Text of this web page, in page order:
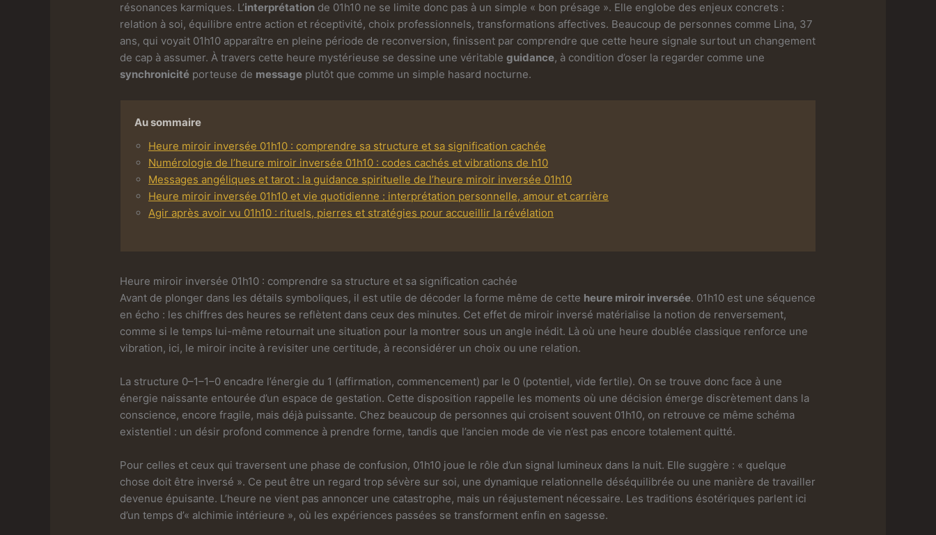
résonances karmiques. L’interprétation de 01h10 ne se limite donc pas à un simple « bon présage ». Elle englobe des enjeux concrets :
relation à soi, équilibre entre action et réceptivité, choix professionnels, transformations affectives. Beaucoup de personnes comme Lina, 37
ans, qui voyait 01h10 apparaître en pleine période de reconversion, finissent par comprendre que cette heure signale surtout un changement
de cap à assumer. À travers cette heure mystérieuse se dessine une véritableguidance, à condition d’oser la regarder comme une
synchronicité porteuse de message plutôt que comme un simple hasard nocturne.
Au sommaire
Heure miroir inversée 01h10 : comprendre sa structure et sa signification cachée
Numérologie de l’heure miroir inversée 01h10 : codes cachés et vibrations de h10
Messages angéliques et tarot : la guidance spirituelle de l’heure miroir inversée 01h10
Heure miroir inversée 01h10 et vie quotidienne : interprétation personnelle, amour et carrière
Agir après avoir vu 01h10 : rituels, pierres et stratégies pour accueillir la révélation
Heure miroir inversée 01h10 : comprendre sa structure et sa signification cachée
Avant de plonger dans les détails symboliques, il est utile de décoder la forme même de cette heure miroir inversée. 01h10 est une séquence
en écho : les chiffres des heures se reflètent dans ceux des minutes. Cet effet de miroir inversé matérialise la notion de renversement,
comme si le temps lui-même retournait une situation pour la montrer sous un angle inédit. Là où une heure doublée classique renforce une
vibration, ici, le miroir incite à revisiter une certitude, à reconsidérer un choix ou une relation.
La structure 0–1–1–0 encadre l’énergie du 1 (affirmation, commencement) par le 0 (potentiel, vide fertile). On se trouve donc face à une
énergie naissante entourée d’un espace de gestation. Cette disposition rappelle les moments où une décision émerge discrètement dans la
conscience, encore fragile, mais déjà puissante. Chez beaucoup de personnes qui croisent souvent 01h10, on retrouve ce même schéma
existentiel : un désir profond commence à prendre forme, tandis que l’ancien mode de vie n’est pas encore totalement quitté.
Pour celles et ceux qui traversent une phase de confusion, 01h10 joue le rôle d’un signal lumineux dans la nuit. Elle suggère : « quelque
chose doit être inversé ». Ce peut être un regard trop sévère sur soi, une dynamique relationnelle déséquilibrée ou une manière de travailler
devenue épuisante. L’heure ne vient pas annoncer une catastrophe, mais un réajustement nécessaire. Les traditions ésotériques parlent ici
d’un temps d’« alchimie intérieure », où les expériences passées se transforment enfin en sagesse.